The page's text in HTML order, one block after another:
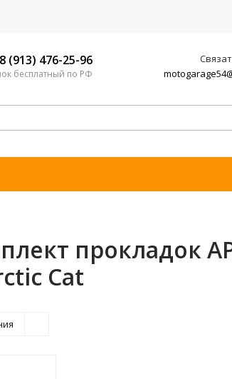
8 (913) 476-25-96
бесплатный по РФ
прокладок
Cat